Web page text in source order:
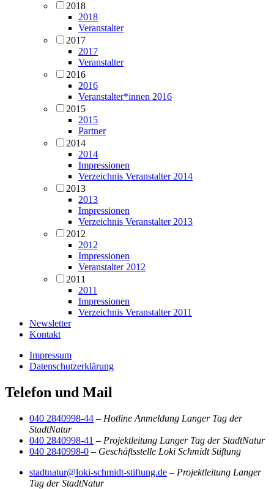
2018
2018
Veranstalter
2017
2017
Veranstalter
2016
2016
Veranstalter*innen 2016
2015
2015
Partner
2014
2014
Impressionen
Verzeichnis Veranstalter 2014
2013
2013
Impressionen
Verzeichnis Veranstalter 2013
2012
2012
Impressionen
Veranstalter 2012
2011
2011
Impressionen
Verzeichnis Veranstalter 2011
Newsletter
Kontakt
Impressum
Datenschutzerklärung
Telefon und Mail
040 2840998-44 – Hotline Anmeldung Langer Tag der
StadtNatur
040 2840998-41 – Projektleitung Langer Tag der StadtNatur
040 2840998-0 – Geschäftsstelle Loki Schmidt Stiftung
stadtnatur@loki-schmidt-stiftung.de – Projektleitung Langer
Tag der StadtNatur